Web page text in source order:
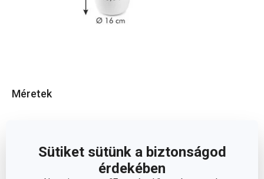
Sütiket sütünk a biztonságod
érdekében
Méretek
ÁTMÉRŐ (CM)